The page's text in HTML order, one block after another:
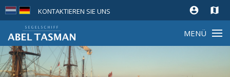
account_circle map
KONTAKTIEREN SIE UNS
MENÜ